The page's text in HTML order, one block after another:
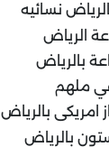
نسائيه
الرياض
بالرياض
ملهم
امريكى بالرياض
بالرياض